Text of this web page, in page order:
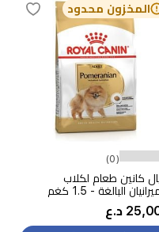
المخزون محدود
(0)
كانين طعام لكلاب
البالغة - 1.5 كغم
د.ع